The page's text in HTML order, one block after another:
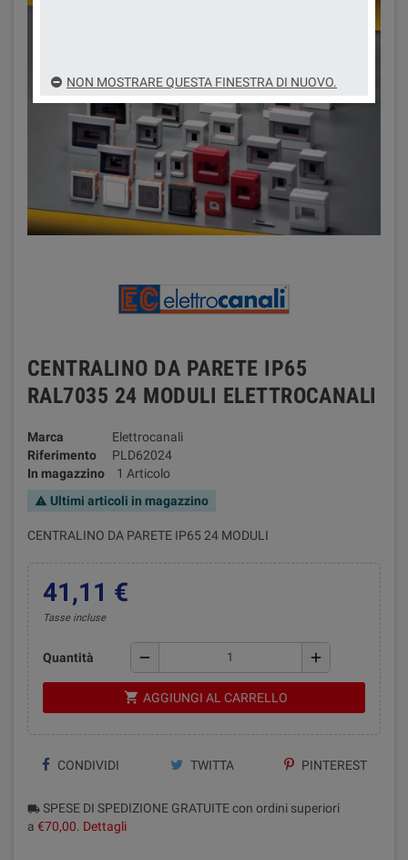
CENTRALINO DA PARETE IP65
RAL7035 24 MODULI ELETTROCANALI
Marca
Elettrocanali
Riferimento
PLD62024
In magazzino
1 Articolo
warning Ultimi articoli in magazzino
CENTRALINO DA PARETE IP65 24 MODULI
41,11 €
Tasse incluse
Quantità remove add
shopping_cart AGGIUNGI AL CARRELLO
CONDIVIDI TWITTA PINTEREST
local_shipping SPESE DI SPEDIZIONE GRATUITE con ordini superiori
a €70,00. Dettagli
NON MOSTRARE QUESTA FINESTRA DI NUOVO.